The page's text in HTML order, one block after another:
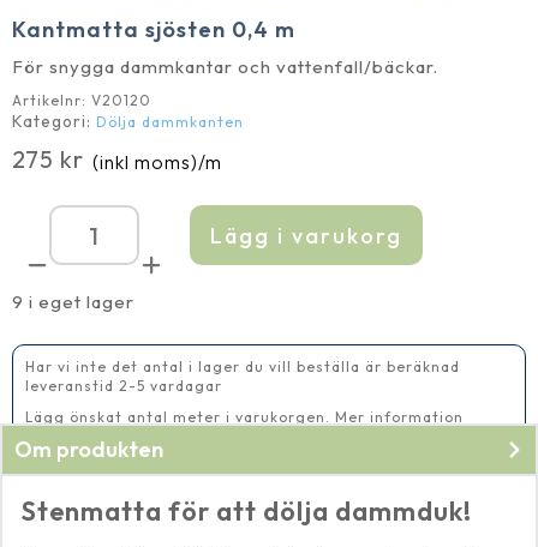
Kantmatta sjösten 0,4 m
För snygga dammkantar och vattenfall/bäckar.
Artikelnr: V20120
Kategori: Dölja dammkanten
275 kr (inkl moms)/m
9 i eget lager
Kantmatta
sjösten
m
mängd
Lägg i varukorg
Har vi inte det antal i lager du vill beställa är beräknad
leveranstid 2-5 vardagar
Lägg önskat antal meter i varukorgen. Mer information
Om produkten
Stenmatta för att dölja dammduk!